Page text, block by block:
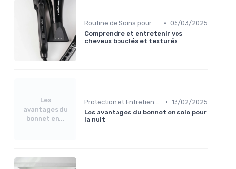
Routine de Soins pour Cheveux Bouclés • 05/03/2025
Comprendre et entretenir vos
cheveux bouclés et texturés
Les
avantages du
bonnet en...
Protection et Entretien des Boucles • 13/02/2025
Les avantages du bonnet en soie pour
la nuit